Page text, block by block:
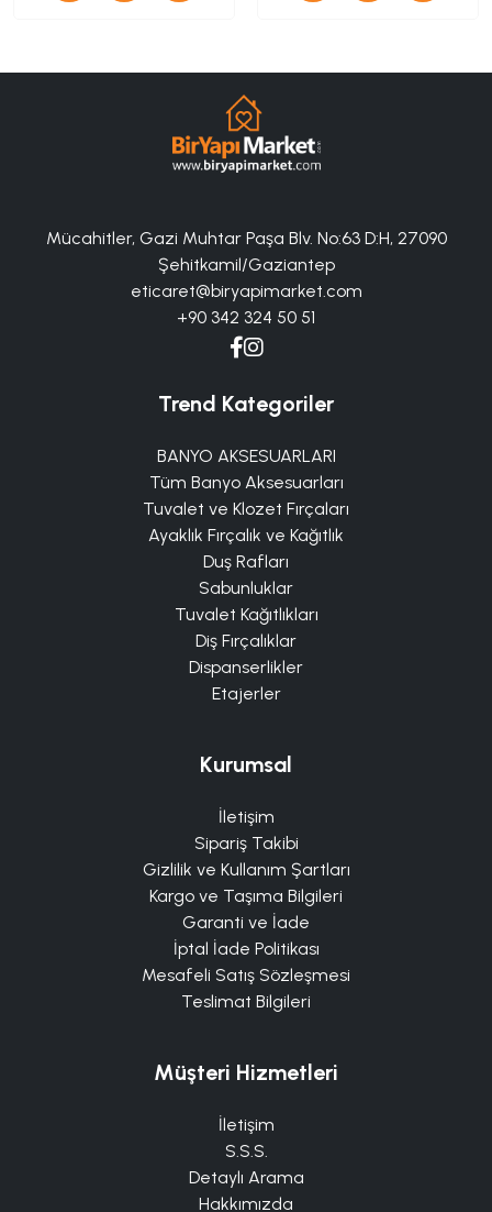
Mücahitler, Gazi Muhtar Paşa Blv. No:63 D:H, 27090
Şehitkamil/Gaziantep
eticaret@biryapimarket.com
+90 342 324 50 51
Trend Kategoriler
BANYO AKSESUARLARI
Tüm Banyo Aksesuarları
Tuvalet ve Klozet Fırçaları
Ayaklık Fırçalık ve Kağıtlık
Duş Rafları
Sabunluklar
Tuvalet Kağıtlıkları
Diş Fırçalıklar
Dispanserlikler
Etajerler
Kurumsal
İletişim
Sipariş Takibi
Gizlilik ve Kullanım Şartları
Kargo ve Taşıma Bilgileri
Garanti ve İade
İptal İade Politikası
Mesafeli Satış Sözleşmesi
Teslimat Bilgileri
Müşteri Hizmetleri
İletişim
S.S.S.
Detaylı Arama
Hakkımızda